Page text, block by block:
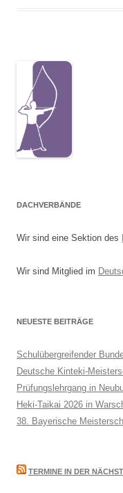
DACHVERBÄNDE
Wir sind eine Sektion des
Wir sind Mitglied im
NEUESTE BEITRÄGE
Schulübergreifender
Deutsche Kinteki-
Prüfungslehrgang in
Heki-Taikai 2026 in
38. Bayerische
TERMINE IN DER